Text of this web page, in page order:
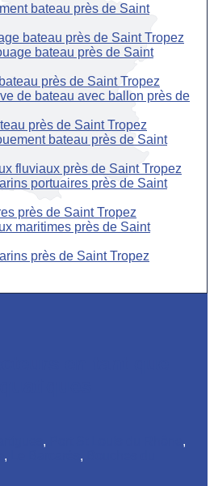
bateau près de Saint
bateau près de Saint Tropez
bateau près de Saint
près de Saint Tropez
de bateau avec ballon près de
près de Saint Tropez
bateau près de Saint
fluviaux près de Saint Tropez
portuaires près de Saint
près de Saint Tropez
maritimes près de Saint
près de Saint Tropez
,
,
, ,